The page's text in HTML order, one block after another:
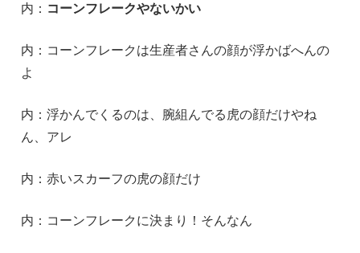
内： コーンフレークやないかい
内：コーンフレークは生産者さんの顔が浮かばへんの
よ
内：浮かんでくるのは、腕組んでる虎の顔だけやね
ん、アレ
内：赤いスカーフの虎の顔だけ
内：コーンフレークに決まり！そんなん